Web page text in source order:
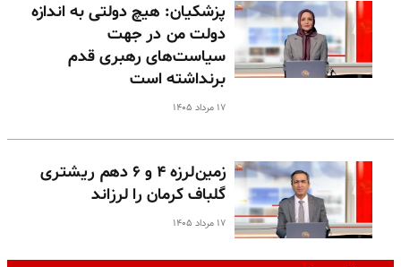
پزشکیان: هیچ دولتی به اندازه
دولت من در جهت
سیاست‌های رهبری قدم
برنداشته است
۱۷ مرداد ۱۴۰۵
زمین‌لرزه ۴ و ۶ دهم ریشتری
گلباف کرمان را لرزاند
۱۷ مرداد ۱۴۰۵